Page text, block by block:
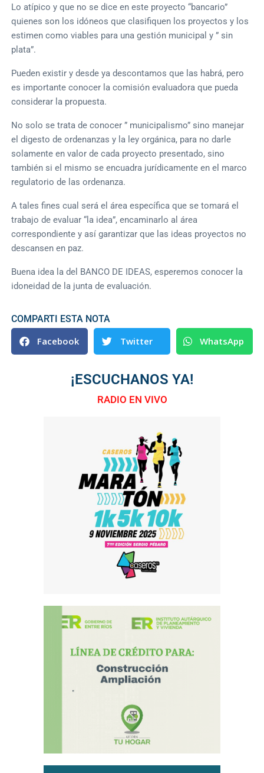
Lo atípico y que no se dice en este proyecto “bancario”
quienes son los idóneos que clasifiquen los proyectos y los
estimen como viables para una gestión municipal y ” sin
plata”.
Pueden existir y desde ya descontamos que las habrá, pero
es importante conocer la comisión evaluadora que pueda
considerar la propuesta.
No solo se trata de conocer ” municipalismo” sino manejar
el digesto de ordenanzas y la ley orgánica, para no darle
solamente en valor de cada proyecto presentado, sino
también si el mismo se encuadra jurídicamente en el marco
regulatorio de las ordenanza.
A tales fines cual será el área específica que se tomará el
trabajo de evaluar “la idea”, encaminarlo al área
correspondiente y así garantizar que las ideas proyectos no
descansen en paz.
Buena idea la del BANCO DE IDEAS, esperemos conocer la
idoneidad de la junta de evaluación.
COMPARTI ESTA NOTA
Facebook Twitter WhatsApp
¡ESCUCHANOS YA!
RADIO EN VIVO